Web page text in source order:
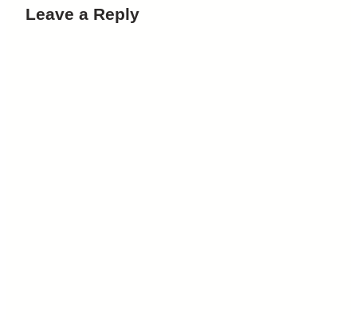
Leave a Reply